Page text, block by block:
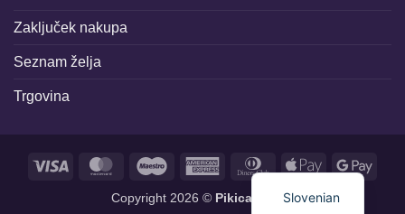
Zaključek nakupa
Seznam želja
Trgovina
Visa MasterCardMaestro
American
Dinners Apple
Copyright 2026 © Pikica soncaSlovenian